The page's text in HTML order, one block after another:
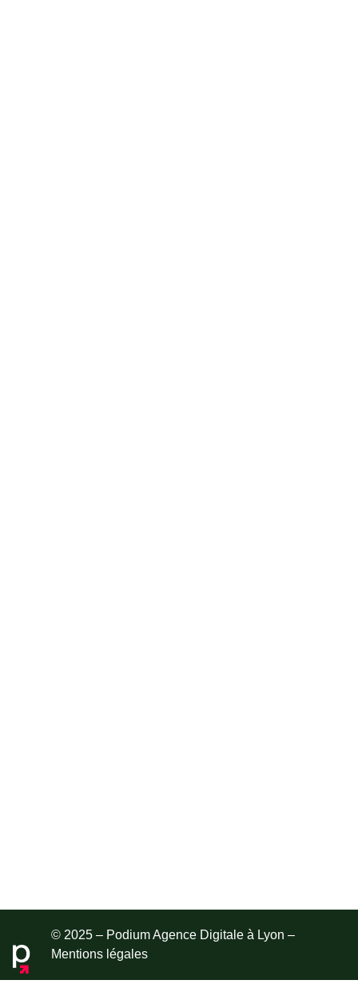
© 2025 – Podium Agence Digitale à Lyon –
Mentions légales